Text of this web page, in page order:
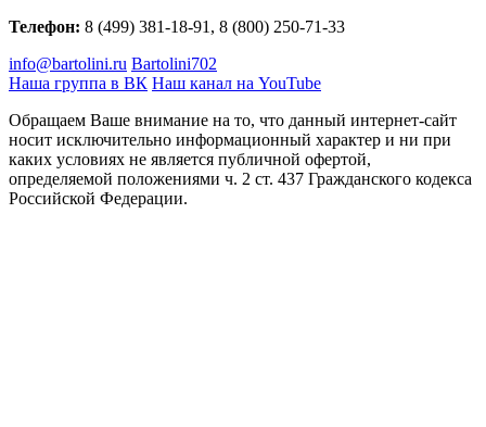
Телефон: 8 (499) 381-18-91, 8 (800) 250-71-33
info@bartolini.ru Bartolini702
Наша группа в ВК Наш канал на YouTube
Обращаем Ваше внимание на то, что данный интернет-сайт
носит исключительно информационный характер и ни при
каких условиях не является публичной офертой,
определяемой положениями ч. 2 ст. 437 Гражданского кодекса
Российской Федерации.